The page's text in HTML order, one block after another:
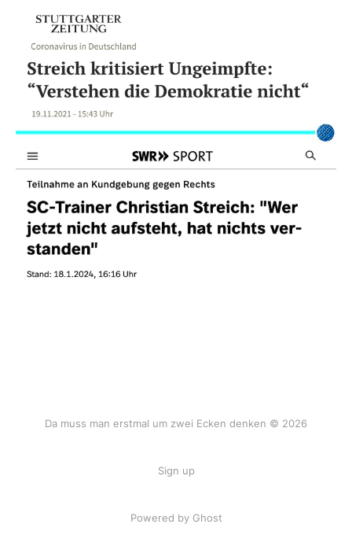
Da muss man erstmal um zwei Ecken denken © 2026
Sign up
Powered by Ghost